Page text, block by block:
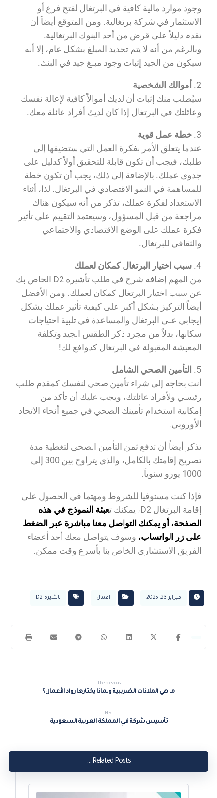
وجود موارد مالية كافية في البرتغال لفتح فرع أو
الاستثمار في شركة برتغالية. ومن المتوقع أيضاً أن
تقدم دليلاً على قرض من أحد البنوك البرتغالية.
وبالرغم من أنه لا يتم تحديد المبلغ بشكل عام، إلا أنه
سيكون من الجيد إثبات وجود مبلغ جيد في البنك.
أموالك الشخصية
سيُطلب منك إثبات أن لديك أموالاً كافية لإعالة نفسك
وعائلتك في البرتغال إذا كان لديك أفراد عائلة معك.
خطة عمل قوية
عندما يتعلق الأمر بفكرة العمل التي ستضيفها إلى
طلبك، فيجب أن تكون قابلة للتحقيق أولاً كدليل على
جدوى عملك. بالإضافة إلى ذلك، يجب أن تكون خطة
للمساهمة في النمو الاقتصادي في البرتغال. لذا، أثناء
الاستعداد لفكرة عملك، تذكر من أنه سيكون هناك
مراجعة من قبل المسؤول، وسيعتمد التقييم على تأثير
فكرة عملك على الوضع الاقتصادي والاجتماعي
والثقافي للبرتغال.
سبب اختيار البرتغال كمكان لعملك
من المهم إضافة شرح في طلب تأشيرة D2 الخاص بك
عن سبب اختيار البرتغال كمكان لعملك. ومن الأفضل
أيضاً التركيز بشكل أكبر على كيفية تأثير عملك بشكل
إيجابي على البرتغال والمساعدة في تلبية احتياجات
سكانها، بدلاً من مجرد ذكر الطقس الجيد وتكلفة
المعيشة المقبولة في البرتغال كدوافع لك!
التأمين الصحي الشامل
أنت بحاجة إلى شراء تأمين صحي لنفسك كمقدم طلب
رئيسي ولأفراد عائلتك، ويجب عليك أن تأكد من
إمكانية استخدام تأمينك الصحي في جميع أنحاء الاتحاد
الأوروبي.
تذكر أيضاً أن تدفع ثمن التأمين الصحي لتغطية مدة
تصريح إقامتك بالكامل، والذي يتراوح بين 300 إلى
1000 يورو سنوياً.
فإذا كنت مستوفيا للشروط ومهتما في الحصول على
إقامة البرتغال D2، يمكنك ت
عبئة النموذج في هذه
الصفحة، أو يمكنك التواصل معنا مباشرة عبر الضغط
على زر الواتساب، وسوف يتواصل معك أحد أعضاء
الفريق الاستشاري الخاص بنا بأسرع وقت ممكن.
فبراير 23, 2025 اعمال تاشيرة D2
The previous
ما هي الملاذات الضريبية ولماذا يختارها رواد الأعمال؟
Next
تأسيس شركة في المملكة العربية السعودية
Related Posts ...